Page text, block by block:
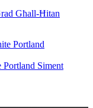
Għall-Ħitan
Siment